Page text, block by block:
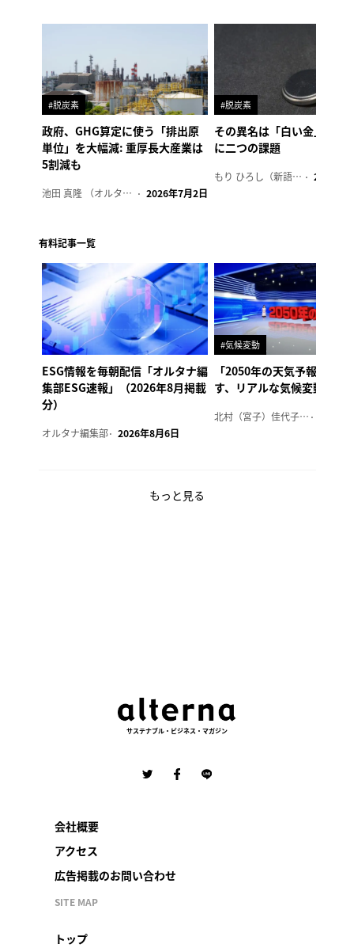
#脱炭素
政府、GHG算定に使う「排出原
単位」を大幅減: 重厚長大産業は
5割減も
池田 真隆 （オルタナ輪番編集長） 2026年7月2日
#脱炭素
その異名は「白い金」、リ
に二つの課題
もり ひろし（新語ウォッチャー） 2023年7
有料記事一覧
ESG情報を毎朝配信「オルタナ編
集部ESG速報」（2026年8月掲載
分）
オルタナ編集部 2026年8月6日
#気候変動
「2050年の天気予報 Ver.2
す、リアルな気候変動の影
北村（宮子）佳代子（オルタナ輪番編集長）
もっと見る
サステナブル・ビジネス・マガジン
会社概要
アクセス
広告掲載のお問い合わせ
SITE MAP
トップ